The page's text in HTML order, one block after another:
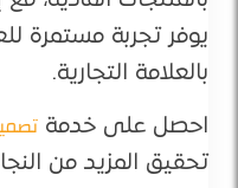
يوفر تجربة مستمرة
بالعلامة التجارية.
احصل على خدمة
تحقيق المزيد من